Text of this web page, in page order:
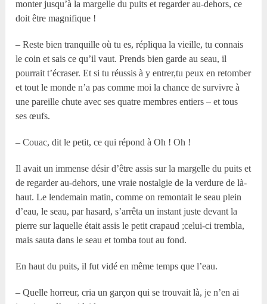
monter jusqu’à la margelle du puits et regarder au-dehors, ce
doit être magnifique !
– Reste bien tranquille où tu es, répliqua la vieille, tu connais
le coin et sais ce qu’il vaut. Prends bien garde au seau, il
pourrait t’écraser. Et si tu réussis à y entrer,tu peux en retomber
et tout le monde n’a pas comme moi la chance de survivre à
une pareille chute avec ses quatre membres entiers – et tous
ses œufs.
– Couac, dit le petit, ce qui répond à Oh ! Oh !
Il avait un immense désir d’être assis sur la margelle du puits et
de regarder au-dehors, une vraie nostalgie de la verdure de là-
haut. Le lendemain matin, comme on remontait le seau plein
d’eau, le seau, par hasard, s’arrêta un instant juste devant la
pierre sur laquelle était assis le petit crapaud ;celui-ci trembla,
mais sauta dans le seau et tomba tout au fond.
En haut du puits, il fut vidé en même temps que l’eau.
– Quelle horreur, cria un garçon qui se trouvait là, je n’en ai